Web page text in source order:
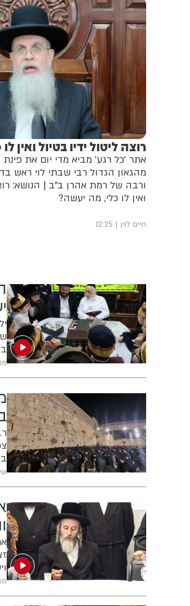
רוצה ליטול ידיו בטיול ואין
אתר 'כל רגע' מביא מדי יום את
מהגאון הגדול רבי שבתי לוי ראש
ורבה של רמת אהרן ב"ב | הנושא:
ואין לו כלי, מה יעשה?
חיים לוין 12:25